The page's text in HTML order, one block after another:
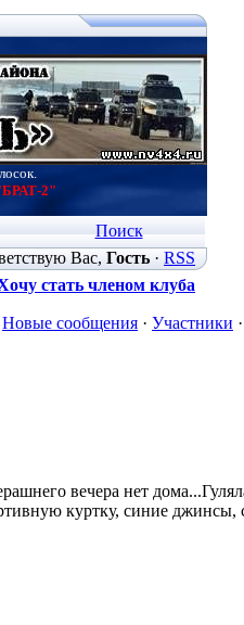
2"
Поиск
Вас, Гость· RSS
стать членом клуба
Новые сообщения · Участники ·
вечера нет
куртку, синие джинсы,